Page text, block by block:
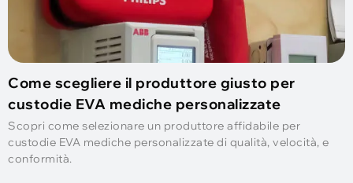
Come scegliere il produttore giusto per
custodie EVA mediche personalizzate
Scopri come selezionare un produttore affidabile per
custodie EVA mediche personalizzate di qualità, velocità, e
conformità.